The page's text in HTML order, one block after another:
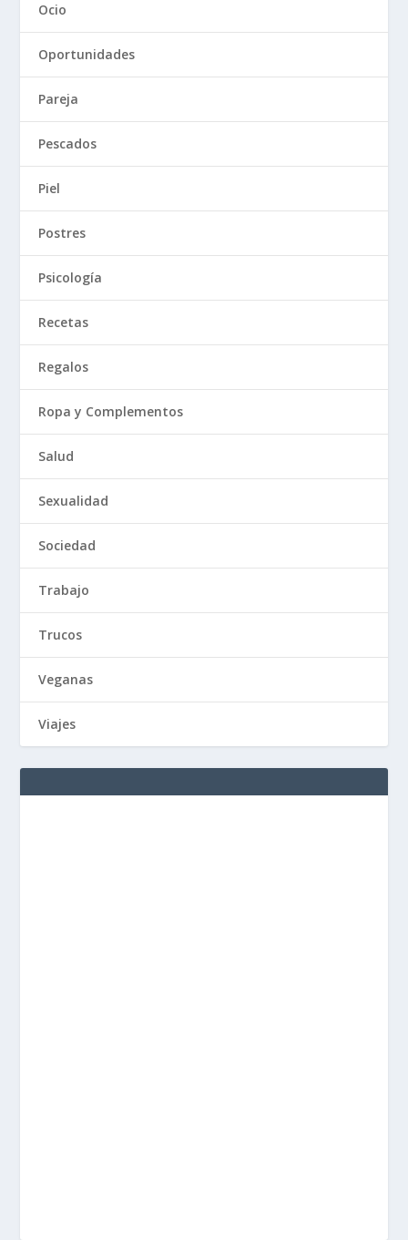
Ocio
Oportunidades
Pareja
Pescados
Piel
Postres
Psicología
Recetas
Regalos
Ropa y Complementos
Salud
Sexualidad
Sociedad
Trabajo
Trucos
Veganas
Viajes